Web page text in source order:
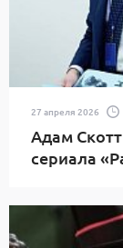
27 апреля 2026
Адам
сериала